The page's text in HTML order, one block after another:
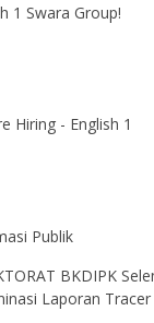
1 Swara Group!
Hiring - English 1
Publik
BKDIPK
Laporan